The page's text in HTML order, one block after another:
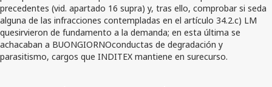
precedentes (vid. apartado 16 supra) y, tras ello, comprobar si seda
alguna de las infracciones contempladas en el artículo 34.2.c) LM
quesirvieron de fundamento a la demanda; en esta última se
achacaban a BUONGIORNOconductas de degradación y
parasitismo, cargos que INDITEX mantiene en surecurso.